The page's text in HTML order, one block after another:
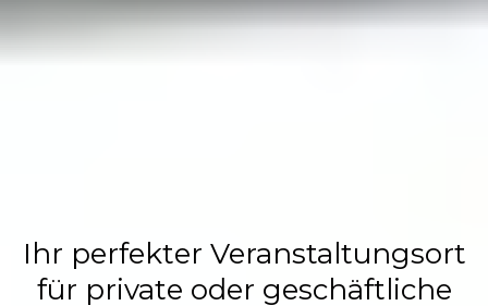
Events &
Ihr perfekter Veranstaltungsort
für private oder geschäftliche